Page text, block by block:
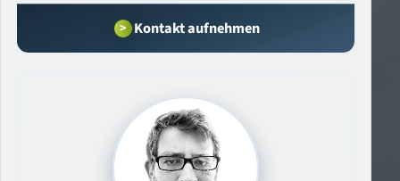
Kontakt aufnehmen